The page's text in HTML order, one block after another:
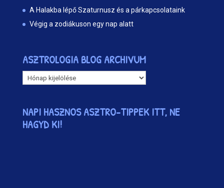
A Halakba lépő Szaturnusz és a párkapcsolataink
Végig a zodiákuson egy nap alatt
ASZTROLOGIA BLOG ARCHIVUM
ASZTROLOGIA
BLOG
NAPI HASZNOS ASZTRO-TIPPEK ITT, NE
HAGYD KI!